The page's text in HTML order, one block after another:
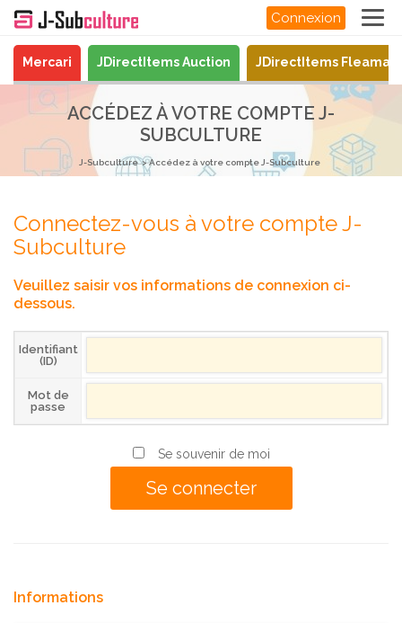
Connexion
Mercari JDirectItems Auction JDirectItems
ACCÉDEZ À VOTRE COMPTE J-
SUBCULTURE
J-Subculture Accédez à votre compte J-Subculture
Connectez-vous à votre compte J-
Subculture
Veuillez saisir vos informations de connexion ci-
dessous.
Identifiant
(ID)
Mot de
passe
Se souvenir de moi
Informations